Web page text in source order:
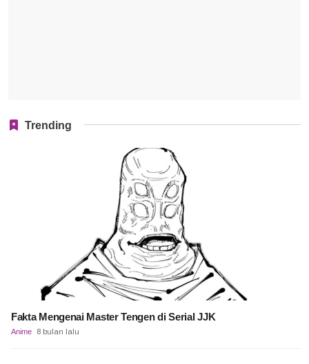
Trending
Fakta Mengenai Master Tengen di Serial JJK
Anime 8 bulan lalu